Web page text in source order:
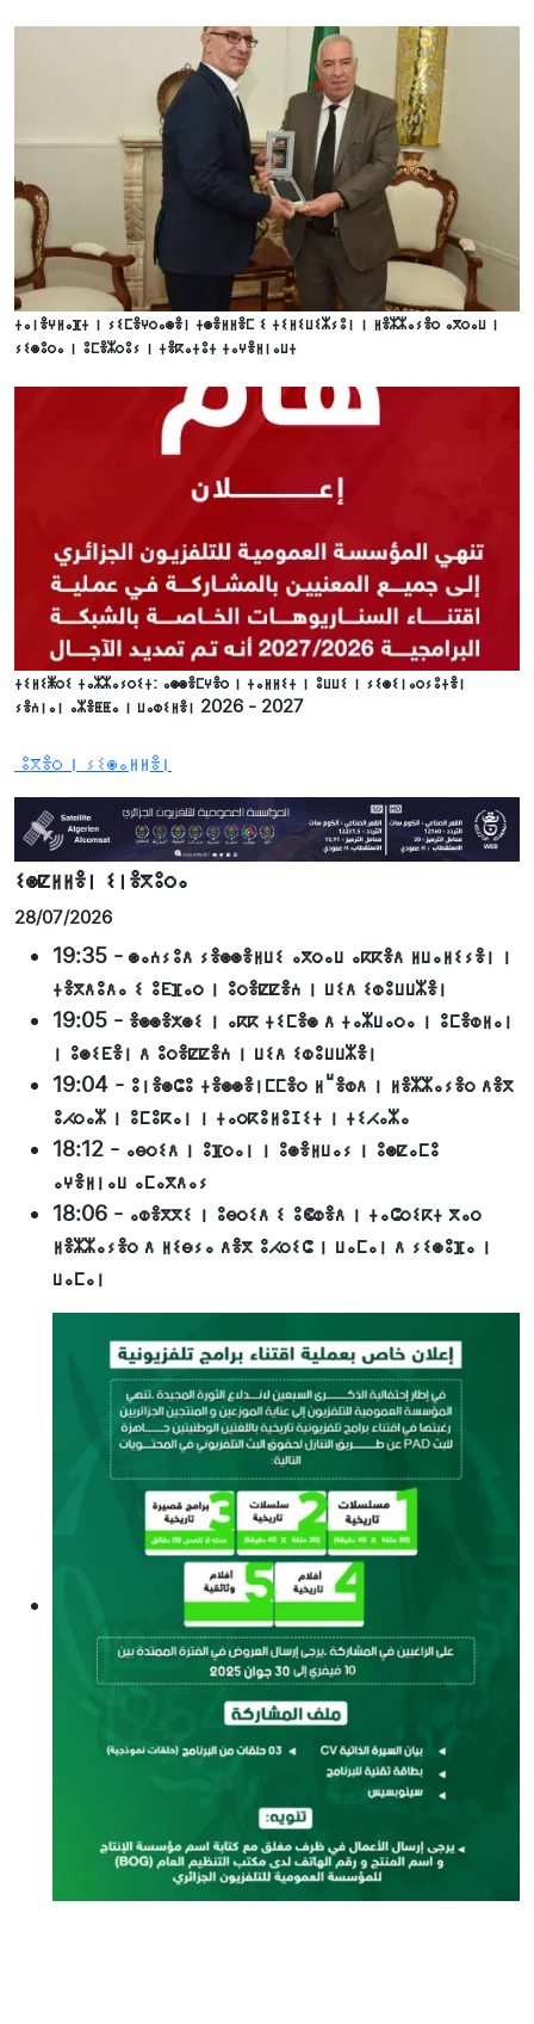
ⵜⴰⵏⴻⵖⵍⴰⴼⵜ ⵏ ⵢⵉⵎⴻⵖⵔⴰⵙⴻⵏ ⵜⵙⴻⵍⵍⴻⵎ ⵉ ⵜⵉⵍⵉⵡⵉⵣⵢⵓⵏ ⵏ ⵍⴻⵣⵣⴰⵢⴻⵔ ⴰⴳⵔⴰⵡ ⵏ
ⵢⵉⵙⵓⵔⴰ ⵏ ⵓⵎⴻⵣⵔⵓⵢ ⵏ ⵜⴻⴽⴰⵜⵓⵜ ⵜⴰⵖⴻⵍⵏⴰⵡⵜ
ⵜⵉⵍⵉⵥⵔⵉ ⵜⴰⵣⵣⴰⵢⵔⵉⵜ: ⴰⵙⵙⴻⵎⵖⴻⵔ ⵏ ⵜⴰⵍⵍⵉⵜ ⵏ ⵓⵡⵡⵉ ⵏ ⵢⵉⵙⵉⵏⴰⵔⵢⵓⵜⴻⵏ
ⵢⴻⵄⵏⴰⵏ ⴰⵣⴻⵟⵟⴰ ⵏ ⵡⴰⵀⵉⵍⴻⵏ 2026 - 2027
ⵓⴳⴻⵔ ⵏ ⵢⵉⵙⴰⵍⵍⴻⵏ
ⵉⵙⵇⵍⵍⴻⵏ ⵉⵏⴻⴳⵓⵔⴰ
28/07/2026
19:35 - ⵙⴰⵄⵢⵓⴷ ⵢⴻⵙⵙⴻⵍⵡⵉ ⴰⴳⵔⴰⵡ ⴰⴽⴽⴻⴷ ⵍⵡⴰⵍⵉⵢⴻⵏ ⵏ
ⵜⴻⴳⴷⵓⴷⴰ ⵉ ⵓⴹⴼⴰⵔ ⵏ ⵓⵔⴻⵇⵇⴻⵄ ⵏ ⵡⵉⴷ ⵉⵀⵓⵡⵡⵣⴻⵏ
19:05 - ⴻⵙⵙⴻⵅⵙⵉ ⵏ ⴰⴽⴽ ⵜⵉⵎⴻⵙ ⴷ ⵜⴰⵣⵡⴰⵔⴰ ⵏ ⵓⵎⴻⵀⵍⴰⵏ
ⵏ ⵓⵙⵉⴹⴻⵏ ⴷ ⵓⵔⴻⵇⵇⴻⵄ ⵏ ⵡⵉⴷ ⵉⵀⵓⵡⵡⵣⴻⵏ
19:04 - ⵓⵏⴻⵙⵛⵓ ⵜⴻⵙⵙⴻⵏⵎⵎⴻⵔ ⵍⵯⴻⵀⴷ ⵏ ⵍⴻⵣⵣⴰⵢⴻⵔ ⴷⴻⴳ
ⵓⵃⵔⴰⵣ ⵏ ⵓⵎⵓⴽⴰⵏ ⵏ ⵜⴰⵔⴽⵓⵍⵓⵊⵉⵜ ⵏ ⵜⵉⵃⴰⵣⴰ
18:12 - ⴰⴱⵔⵉⴷ ⵏ ⵓⴼⵔⴰⵏ ⵏ ⵓⵙⴻⵍⵡⴰⵢ ⵏ ⵓⵙⵇⴰⵎⵓ
ⴰⵖⴻⵍⵏⴰⵡ ⴰⵎⴰⴳⴷⴰⵢ
18:06 - ⴰⵀⴻⴳⴳⵉ ⵏ ⵓⴱⵔⵉⴷ ⵉ ⵓⵞⵀⴻⴷ ⵏ ⵜⴰⵛⵔⵉⴽⵜ ⴳⴰⵔ
ⵍⴻⵣⵣⴰⵢⴻⵔ ⴷ ⵍⵉⴱⵢⴰ ⴷⴻⴳ ⵓⵃⵔⵉⵛ ⵏ ⵡⴰⵎⴰⵏ ⴷ ⵢⵉⵙⵓⴼⴰ ⵏ
ⵡⴰⵎⴰⵏ